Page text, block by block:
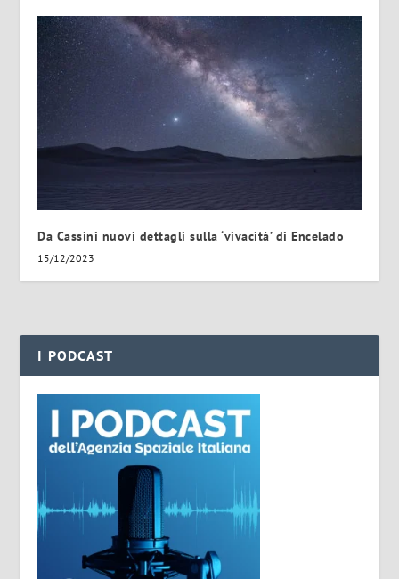
Da Cassini nuovi dettagli sulla ‘vivacità’ di Encelado
15/12/2023
I PODCAST